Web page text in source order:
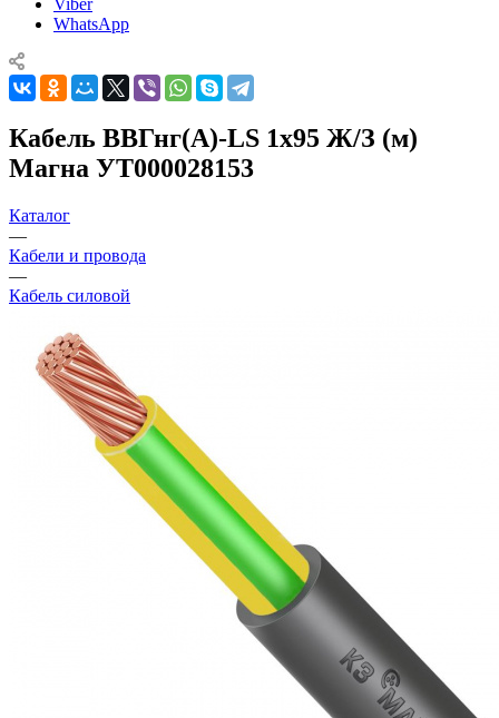
Viber
WhatsApp
Кабель ВВГнг(А)-LS 1х95 Ж/З (м)
Магна УТ000028153
Каталог
—
Кабели и провода
—
Кабель силовой